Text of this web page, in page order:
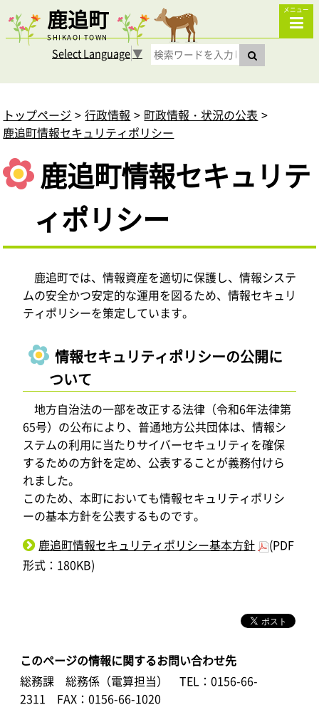
鹿追町
SHIKAOI TOWN
メニュー
Select Language▼
トップページ 行政情報
町政情報・状況の公表
鹿追町情報セキュリティポリシー
鹿追町情報セキュリテ
ィポリシー
鹿追町では、情報資産を適切に保護し、情報システ
ムの安全かつ安定的な運用を図るため、情報セキュリ
ティポリシーを策定しています。
情報セキュリティポリシーの公開に
ついて
地方自治法の一部を改正する法律（令和6年法律第
65号）の公布により、普通地方公共団体は、情報シ
ステムの利用に当たりサイバーセキュリティを確保
するための方針を定め、公表することが義務付けら
れました。
このため、本町においても情報セキュリティポリシ
ーの基本方針を公表するものです。
鹿追町情報セキュリティポリシー基本方針
(PDF
形式：180KB)
このページの情報に関するお問い合わせ先
総務課 総務係（電算担当）
TEL：0156-66-
2311
FAX：0156-66-1020